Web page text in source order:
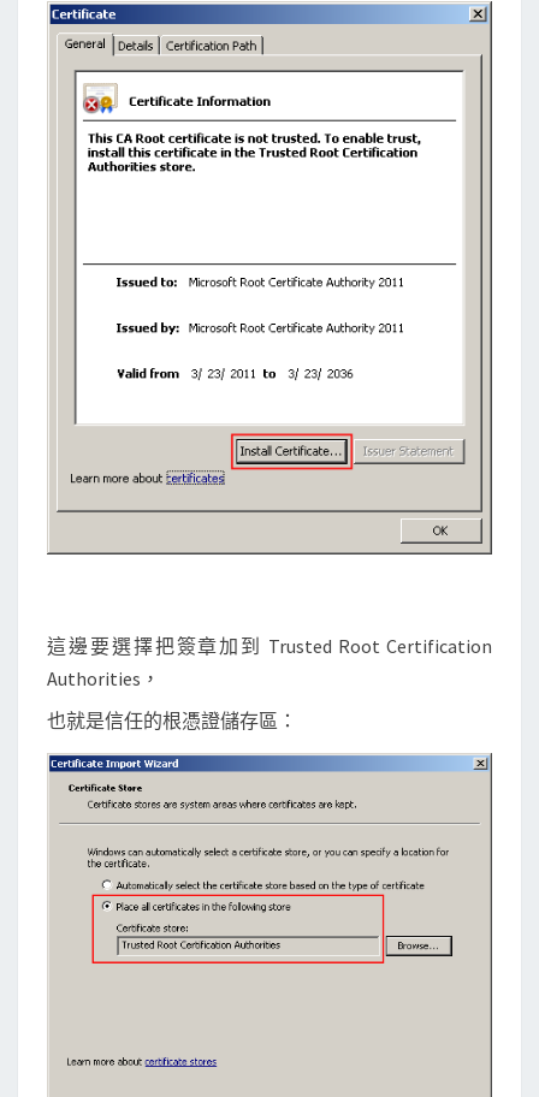
這邊要選擇把簽章加到 Trusted Root Certification
Authorities，
也就是信任的根憑證儲存區：